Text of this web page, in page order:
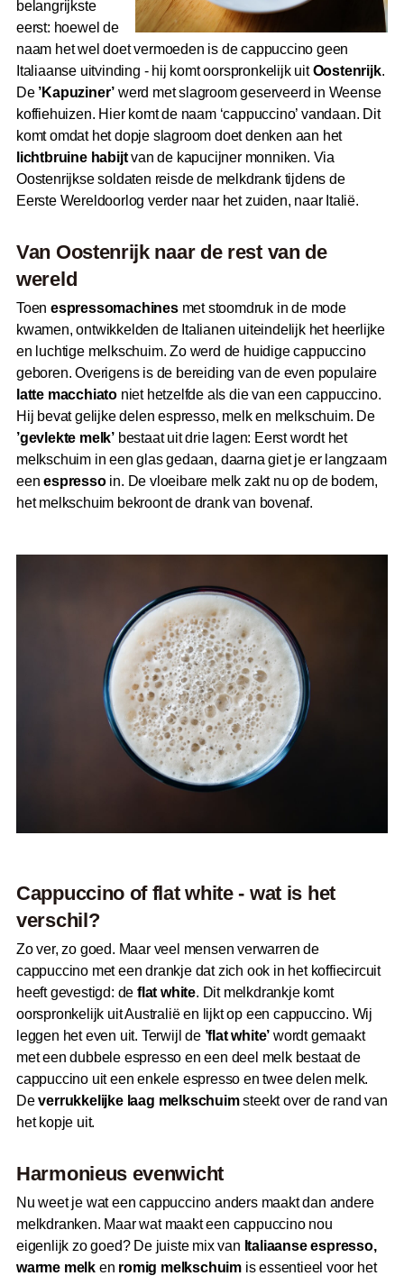
belangrijkste
eerst: hoewel de
naam het wel doet vermoeden is de cappuccino geen
Italiaanse uitvinding - hij komt oorspronkelijk uitOostenrijk.
De ’Kapuziner’ werd met slagroom geserveerd in Weense
koffiehuizen. Hier komt de naam ‘cappuccino’ vandaan. Dit
komt omdat het dopje slagroom doet denken aan het
lichtbruine habijtvan de kapucijner monniken. Via
Oostenrijkse soldaten reisde de melkdrank tijdens de
Eerste Wereldoorlog verder naar het zuiden, naar Italië.
Van Oostenrijk naar de rest van de
wereld
Toen espressomachinesmet stoomdruk in de mode
kwamen, ontwikkelden de Italianen uiteindelijk het heerlijke
en luchtige melkschuim. Zo werd de huidige cappuccino
geboren. Overigens is de bereiding van de even populaire
latte macchiato niet hetzelfde als die van een cappuccino.
Hij bevat gelijke delen espresso, melk en melkschuim. De
’gevlekte melk’ bestaat uit drie lagen: Eerst wordt het
melkschuim in een glas gedaan, daarna giet je er langzaam
eenespressoin. De vloeibare melk zakt nu op de bodem,
het melkschuim bekroont de drank van bovenaf.
Cappuccino of flat white - wat is het
verschil?
Zo ver, zo goed. Maar veel mensen verwarren de
cappuccino met een drankje dat zich ook in het koffiecircuit
heeft gevestigd: deflat white. Dit melkdrankje komt
oorspronkelijk uit Australië en lijkt op een cappuccino. Wij
leggen het even uit. Terwijl de ’flat white’ wordt gemaakt
met een dubbele espresso en een deel melk bestaat de
cappuccino uit een enkele espresso en twee delen melk.
Deverrukkelijke laag melkschuimsteekt over de rand van
het kopje uit.
Harmonieus evenwicht
Nu weet je wat een cappuccino anders maakt dan andere
melkdranken. Maar wat maakt een cappuccino nou
eigenlijk zo goed? De juiste mix van Italiaanse espresso,
warme melk en romig melkschuim is essentieel voor het